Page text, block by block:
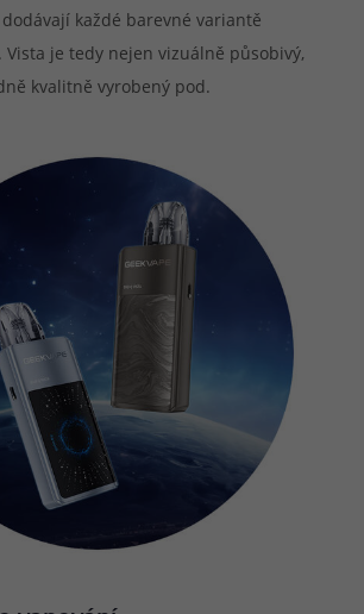
každé barevné variantě
je tedy nejen vizuálně působivý,
kvalitně vyrobený pod.